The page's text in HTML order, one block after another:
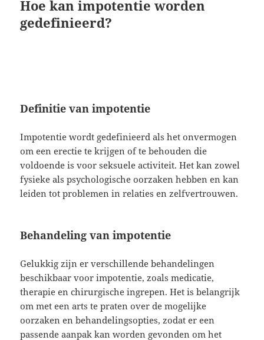
Hoe kan impotentie worden
gedefinieerd?
Definitie van impotentie
Impotentie wordt gedefinieerd als het onvermogen
om een erectie te krijgen of te behouden die
voldoende is voor seksuele activiteit. Het kan zowel
fysieke als psychologische oorzaken hebben en kan
leiden tot problemen in relaties en zelfvertrouwen.
Behandeling van impotentie
Gelukkig zijn er verschillende behandelingen
beschikbaar voor impotentie, zoals medicatie,
therapie en chirurgische ingrepen. Het is belangrijk
om met een arts te praten over de mogelijke
oorzaken en behandelingsopties, zodat er een
passende aanpak kan worden gevonden om het